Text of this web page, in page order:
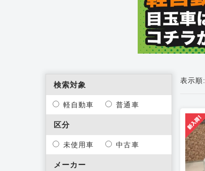
検索対象
軽自動車 普通車
区分
未使用車 中古車
メーカー
表示順: